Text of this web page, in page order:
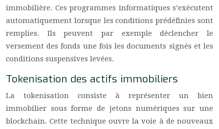
immobilière. Ces programmes informatiques s’exécutent
automatiquement lorsque les conditions prédéfinies sont
remplies. Ils peuvent par exemple déclencher le
versement des fonds une fois les documents signés et les
conditions suspensives levées.
Tokenisation des actifs immobiliers
La tokenisation consiste à représenter un bien
immobilier sous forme de jetons numériques sur une
blockchain. Cette technique ouvre la voie à de nouveaux